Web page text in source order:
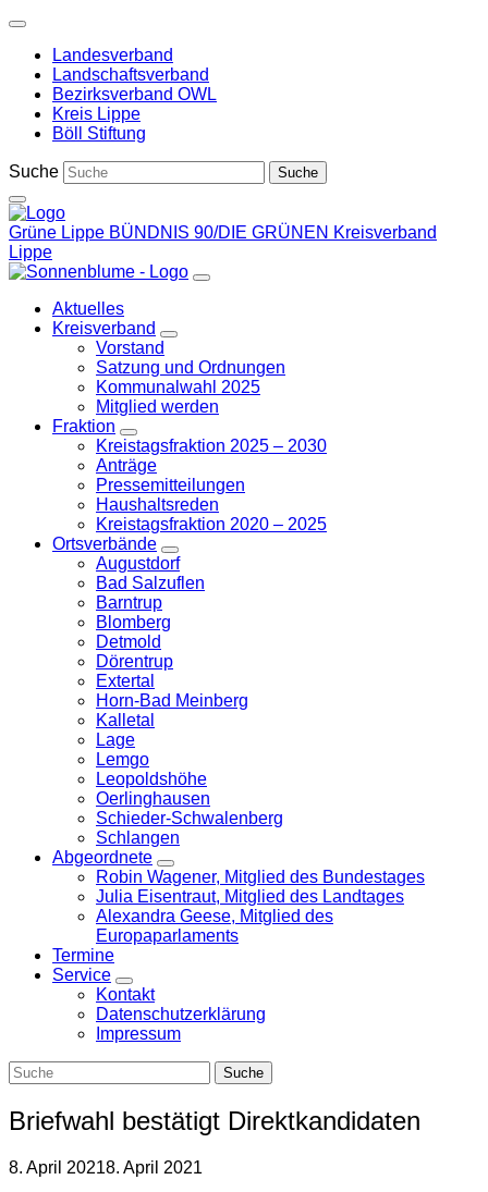
Weiter
Inhalt
Landesverband
Landschaftsverband
Bezirksverband OWL
Kreis Lippe
Böll Stiftung
Suche
Grüne Lippe BÜNDNIS 90/DIE GRÜNEN Kreisverband
Lippe
Aktuelles
Kreisverband
Zeige
Untermenü
Vorstand
Satzung und Ordnungen
Kommunalwahl 2025
Mitglied werden
Fraktion
Zeige
Untermenü
Kreistagsfraktion 2025 – 2030
Anträge
Pressemitteilungen
Haushaltsreden
Kreistagsfraktion 2020 – 2025
Ortsverbände
Zeige
Untermenü
Augustdorf
Bad Salzuflen
Barntrup
Blomberg
Detmold
Dörentrup
Extertal
Horn-Bad Meinberg
Kalletal
Lage
Lemgo
Leopoldshöhe
Oerlinghausen
Schieder-Schwalenberg
Schlangen
Abgeordnete
Zeige
Untermenü
Robin Wagener, Mitglied des Bundestages
Julia Eisentraut, Mitglied des Landtages
Alexandra Geese, Mitglied des
Europaparlaments
Termine
Service
Zeige
Untermenü
Kontakt
Datenschutzerklärung
Impressum
Briefwahl bestätigt Direktkandidaten
8. April 20218. April 2021